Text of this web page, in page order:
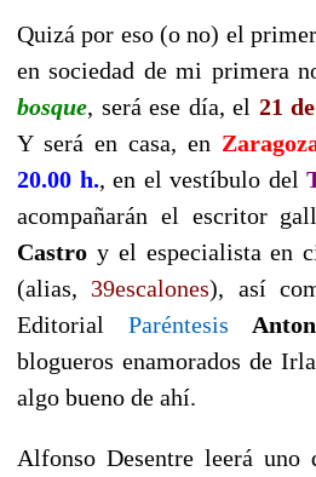
Quizá por eso (o no) el
en sociedad de mi primera
bosque, será ese día, el 21
Y será en casa, en
20.00 h., en el vestíbulo del
acompañarán el escritor
Castro y el especialista en
(alias, 39escalones), así
Editorial Paréntesis
blogueros enamorados de
algo bueno de ahí.
Alfonso Desentre leerá uno